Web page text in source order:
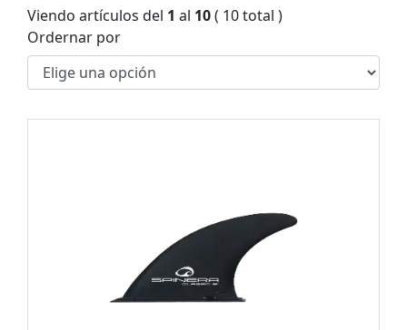
Viendo artículos del 1 al 10( 10 total )
Ordernar por